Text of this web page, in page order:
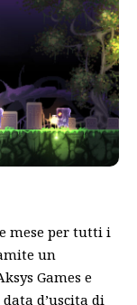
mese per tutti i
un
Games e
d’uscita di